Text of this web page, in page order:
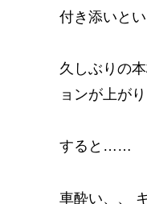
付き添いと
久しぶりの
ョンが上が
すると……
車酔い、、